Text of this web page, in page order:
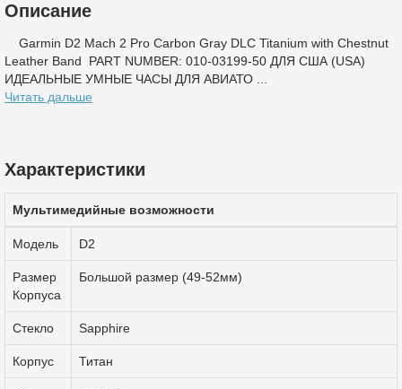
Описание
Garmin D2 Mach 2 Pro Carbon Gray DLC Titanium with Chestnut
Leather Band PART NUMBER: 010-03199-50 ДЛЯ США (USA)
ИДЕАЛЬНЫЕ УМНЫЕ ЧАСЫ ДЛЯ АВИАТО ...
Читать дальше
Характеристики
Мультимедийные возможности
Модель D2
Размер
Корпуса
Большой размер (49-52мм)
Стекло Sapphire
Корпус Титан